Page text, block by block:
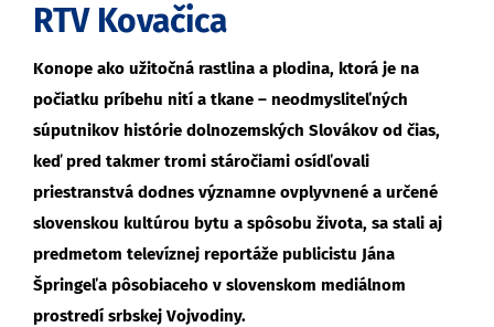
RTV Kovačica
Konope ako užitočná rastlina a plodina, ktorá je na
počiatku príbehu nití a tkane – neodmysliteľných
súputnikov histórie dolnozemských Slovákov od čias,
keď pred takmer tromi stáročiami osídľovali
priestranstvá dodnes významne ovplyvnené a určené
slovenskou kultúrou bytu a spôsobu života, sa stali aj
predmetom televíznej reportáže publicistu Jána
Špringeľa pôsobiaceho v slovenskom mediálnom
prostredí srbskej Vojvodiny.